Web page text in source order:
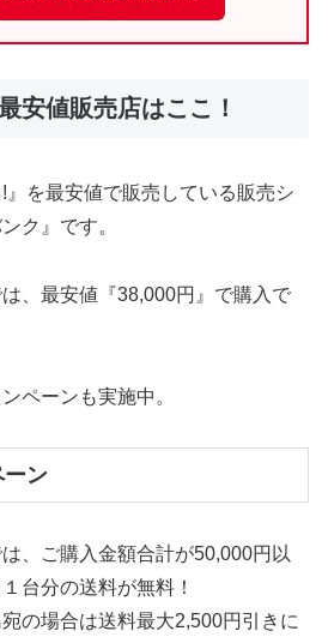
安値販売店はここ！
を最安値で販売している販売シ
ク』です。
は、最安値『38,000円』で購入で
ペーンも実施中。
ン
は、ご購入金額合計が50,000円以
台分の送料が無料！
の場合は送料最大2,500円引きに